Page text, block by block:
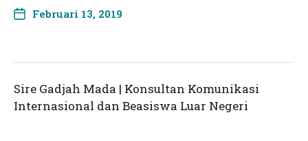
Februari 13, 2019
Sire Gadjah Mada | Konsultan Komunikasi
Internasional dan Beasiswa Luar Negeri